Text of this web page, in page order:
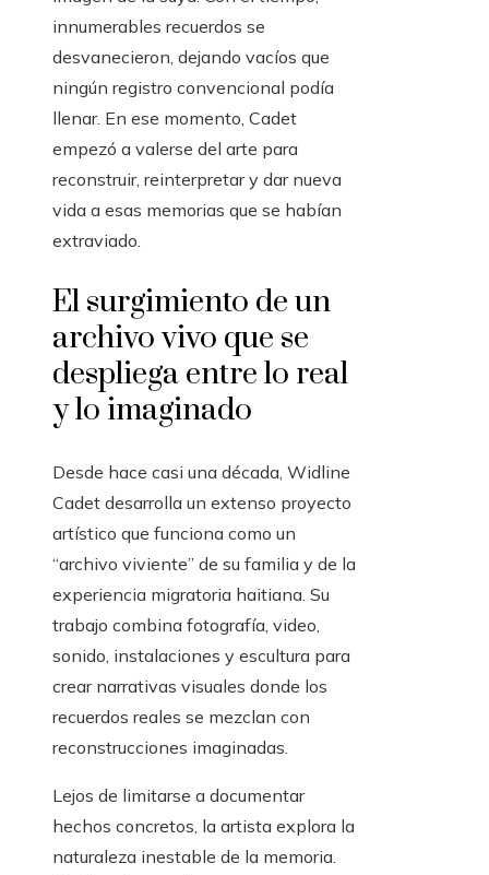
innumerables recuerdos se
desvanecieron, dejando vacíos que
ningún registro convencional podía
llenar. En ese momento, Cadet
empezó a valerse del arte para
reconstruir, reinterpretar y dar nueva
vida a esas memorias que se habían
extraviado.
El surgimiento de un
archivo vivo que se
despliega entre lo real
y lo imaginado
Desde hace casi una década, Widline
Cadet desarrolla un extenso proyecto
artístico que funciona como un
“archivo viviente” de su familia y de la
experiencia migratoria haitiana. Su
trabajo combina fotografía, video,
sonido, instalaciones y escultura para
crear narrativas visuales donde los
recuerdos reales se mezclan con
reconstrucciones imaginadas.
Lejos de limitarse a documentar
hechos concretos, la artista explora la
naturaleza inestable de la memoria.